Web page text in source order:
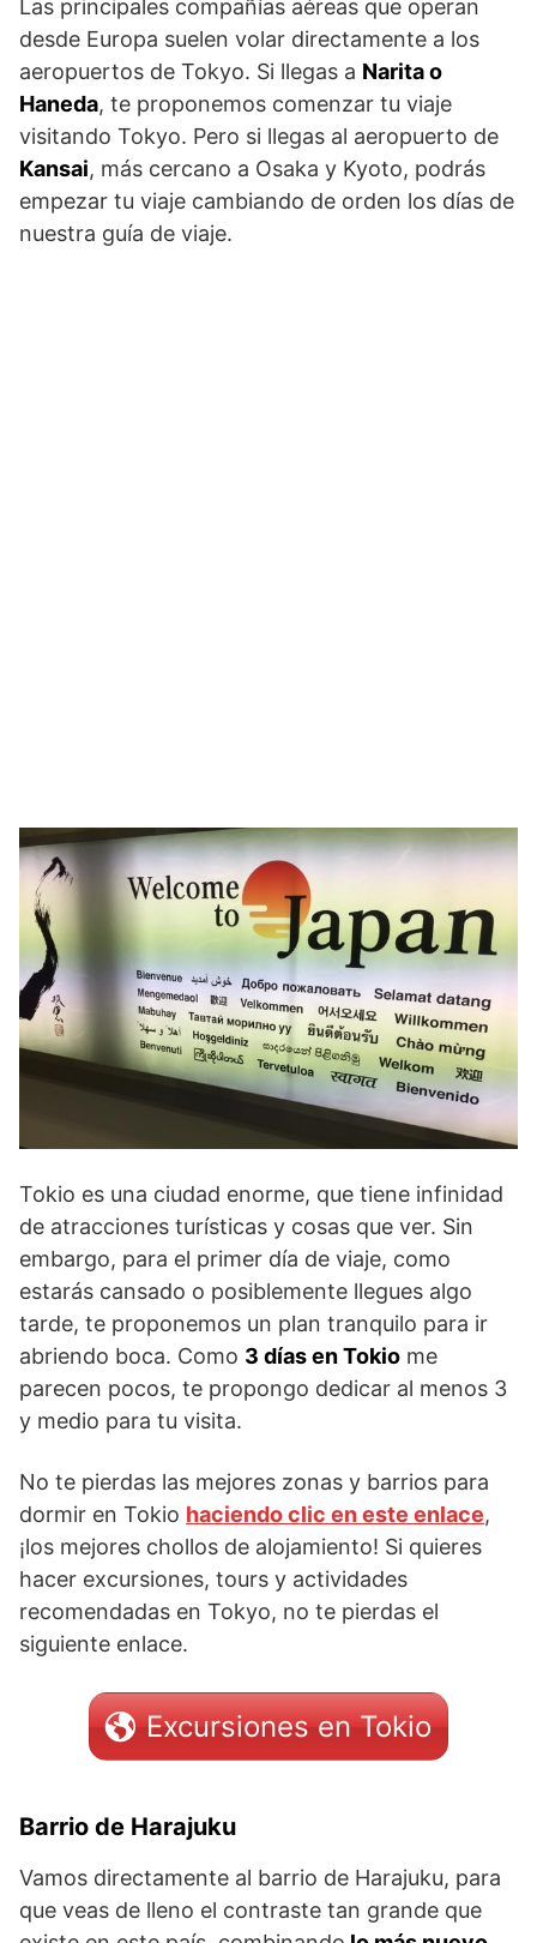
Las principales compañías aéreas que operan
desde Europa suelen volar directamente a los
aeropuertos de Tokyo. Si llegas a Narita o
Haneda, te proponemos comenzar tu viaje
visitando Tokyo. Pero si llegas al aeropuerto de
Kansai, más cercano a Osaka y Kyoto, podrás
empezar tu viaje cambiando de orden los días de
nuestra guía de viaje.
Tokio es una ciudad enorme, que tiene infinidad
de atracciones turísticas y cosas que ver. Sin
embargo, para el primer día de viaje, como
estarás cansado o posiblemente llegues algo
tarde, te proponemos un plan tranquilo para ir
abriendo boca. Como 3 días en Tokio me
parecen pocos, te propongo dedicar al menos 3
y medio para tu visita.
No te pierdas las mejores zonas y barrios para
dormir en Tokio haciendo clic en este enlace,
¡los mejores chollos de alojamiento! Si quieres
hacer excursiones, tours y actividades
recomendadas en Tokyo, no te pierdas el
siguiente enlace.
Excursiones en Tokio
Barrio de Harajuku
Vamos directamente al barrio de Harajuku, para
que veas de lleno el contraste tan grande que